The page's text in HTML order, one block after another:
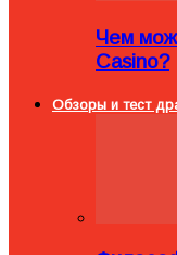
Чем
Casino?
Обзоры и тест